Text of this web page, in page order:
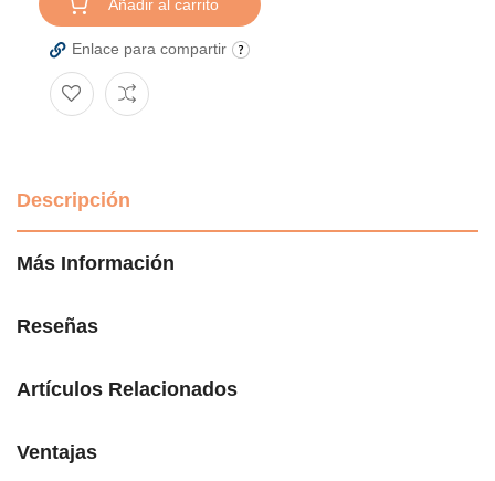
Añadir al carrito
Enlace para compartir
Descripción
Más Información
Reseñas
Artículos Relacionados
Ventajas